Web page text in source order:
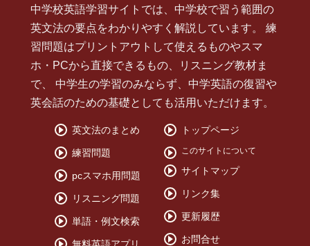
中学校英語学習サイトでは、中学校で習う範囲の
英文法の要点をわかりやすく解説しています。 練
習問題はプリントアウトして使えるものやスマ
ホ・PCから直接できるもの、リスニング教材ま
で、 中学生の学習のみならず、中学英語の復習や
英会話のための基礎としても活用いただけます。
英文法のまとめ
練習問題
pcスマホ用問題
リスニング問題
単語・例文検索
トップページ
このサイトについて
サイトマップ
リンク集
更新履歴
お問合せ